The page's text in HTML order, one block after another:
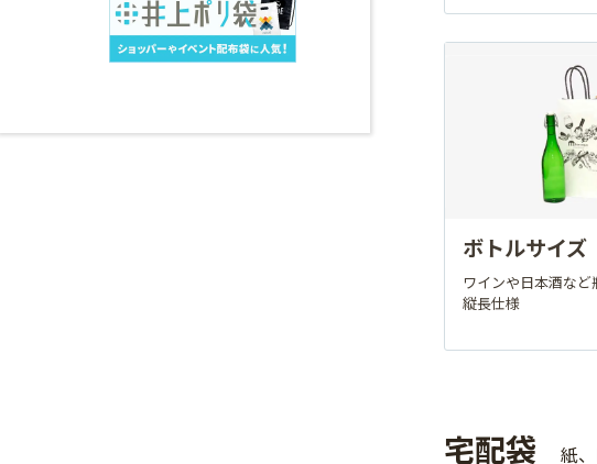
ボトルサイズ
ワインや日本酒な
縦長仕様
宅配袋 紙